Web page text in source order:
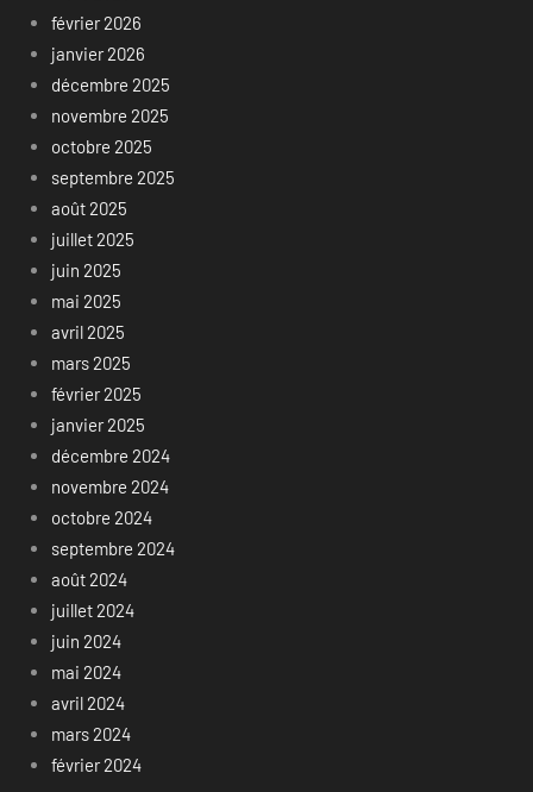
février 2026
janvier 2026
décembre 2025
novembre 2025
octobre 2025
septembre 2025
août 2025
juillet 2025
juin 2025
mai 2025
avril 2025
mars 2025
février 2025
janvier 2025
décembre 2024
novembre 2024
octobre 2024
septembre 2024
août 2024
juillet 2024
juin 2024
mai 2024
avril 2024
mars 2024
février 2024